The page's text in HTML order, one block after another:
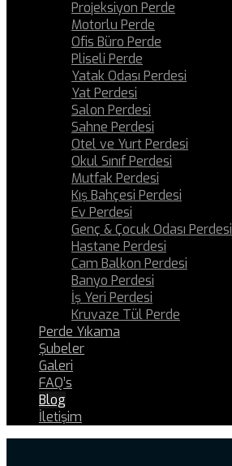
Projeksiyon Perde
Motorlu Perde
Ofis Büro Perde
Pliseli Perde
Yatak Odası Perdesi
Yat Perdesi
Salon Perdesi
Sahne Perdesi
Otel ve Yurt Perdesi
Okul Sınıf Perdesi
Mutfak Perdesi
Kış Bahçesi Perdesi
Ev Perdesi
Genç & Çocuk Odası Perdesi
Hastane Perdesi
Cam Balkon Perdesi
Banyo Perdesi
İş Yeri Perdesi
Kruvaze Tül Perde
Perde Yıkama
Şubeler
Galeri
FAQ’s
Blog
İletişim